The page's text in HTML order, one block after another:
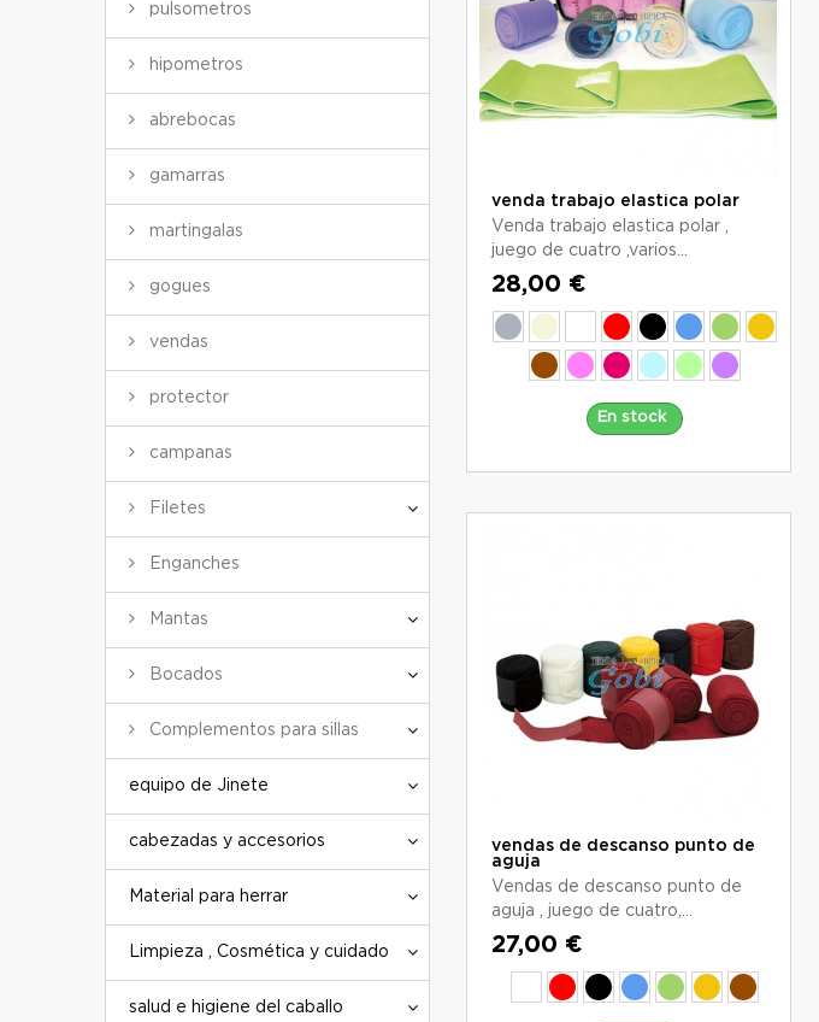
pulsometros
hipometros
abrebocas
gamarras
martingalas
gogues
vendas
protector
campanas
Filetes
Enganches
Mantas
Bocados
Complementos para sillas
equipo de Jinete
cabezadas y accesorios
Material para herrar
Limpieza , Cosmética y cuidado
salud e higiene del caballo
venda trabajo elastica polar
Venda trabajo elastica polar ,
juego de cuatro ,varios...
28,00 €
En stock
vendas de descanso punto de
aguja
Vendas de descanso punto de
aguja , juego de cuatro,...
27,00 €